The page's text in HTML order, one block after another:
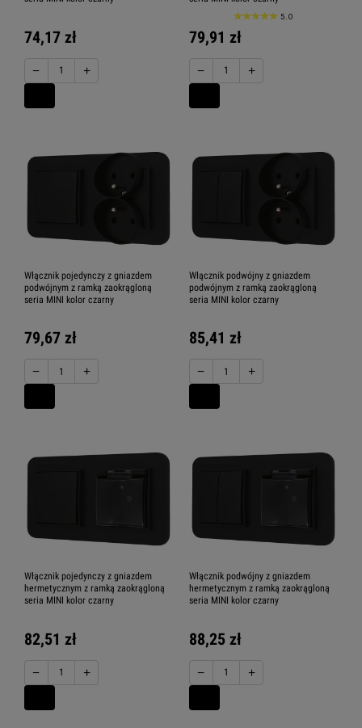
74,17 zł
− +
5.0
79,91 zł
− +
Włącznik pojedynczy z gniazdem
podwójnym z ramką zaokrągloną
seria MINI kolor czarny
79,67 zł
− +
Włącznik podwójny z gniazdem
podwójnym z ramką zaokrągloną
seria MINI kolor czarny
85,41 zł
− +
Włącznik pojedynczy z gniazdem
hermetycznym z ramką zaokrągloną
seria MINI kolor czarny
82,51 zł
− +
Włącznik podwójny z gniazdem
hermetycznym z ramką zaokrągloną
seria MINI kolor czarny
88,25 zł
− +